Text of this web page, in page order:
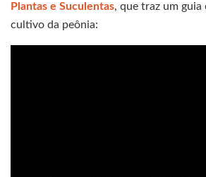
Plantas e Suculentas, que traz um
cultivo da peônia: